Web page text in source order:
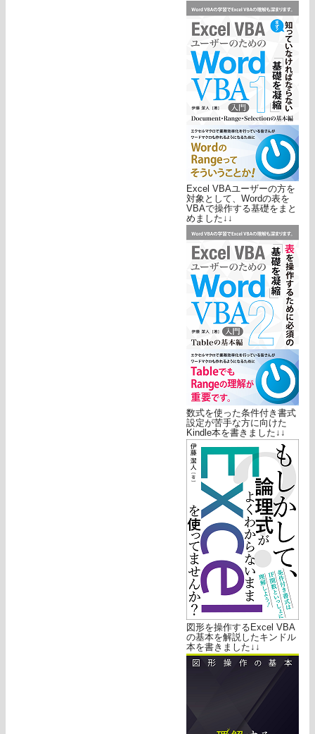
Excel VBAユーザーの方を
対象として、Wordの表を
VBAで操作する基礎をまと
めました↓↓
数式を使った条件付き書式
設定が苦手な方に向けた
Kindle本を書きました↓↓
図形を操作するExcel VBA
の基本を解説したキンドル
本を書きました↓↓